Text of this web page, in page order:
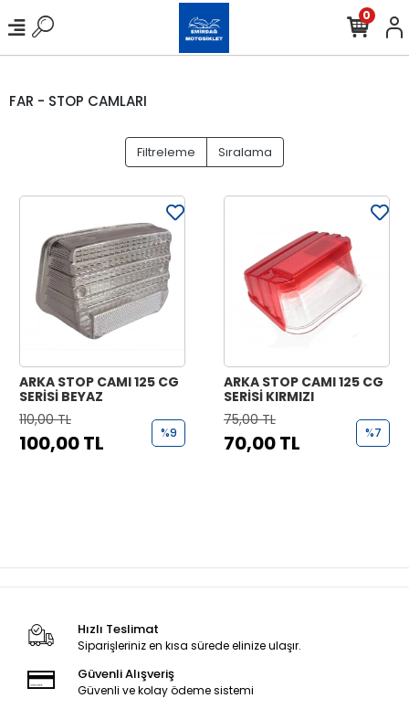
0
FAR - STOP CAMLARI
Filtreleme Sıralama
ARKA STOP CAMI 125 CG
SERİSİ BEYAZ
110,00 TL
100,00 TL %9
ARKA STOP CAMI 125 CG
SERİSİ KIRMIZI
75,00 TL
70,00 TL %7
Hızlı Teslimat
Siparişleriniz en kısa sürede elinize ulaşır.
Güvenli Alışveriş
Güvenli ve kolay ödeme sistemi